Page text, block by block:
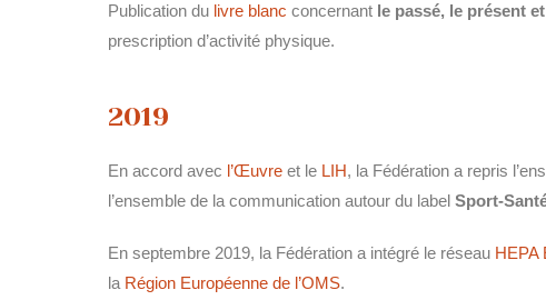
Publication du livre blanc concernant le passé, le présent
prescription d’activité physique.
2019
En accord avec l’Œuvre et le LIH, la Fédération a repris
l’ensemble de la communication autour du label Sport-
En septembre 2019, la Fédération a intégré le réseau HEPA
la Région Européenne de l’OMS.